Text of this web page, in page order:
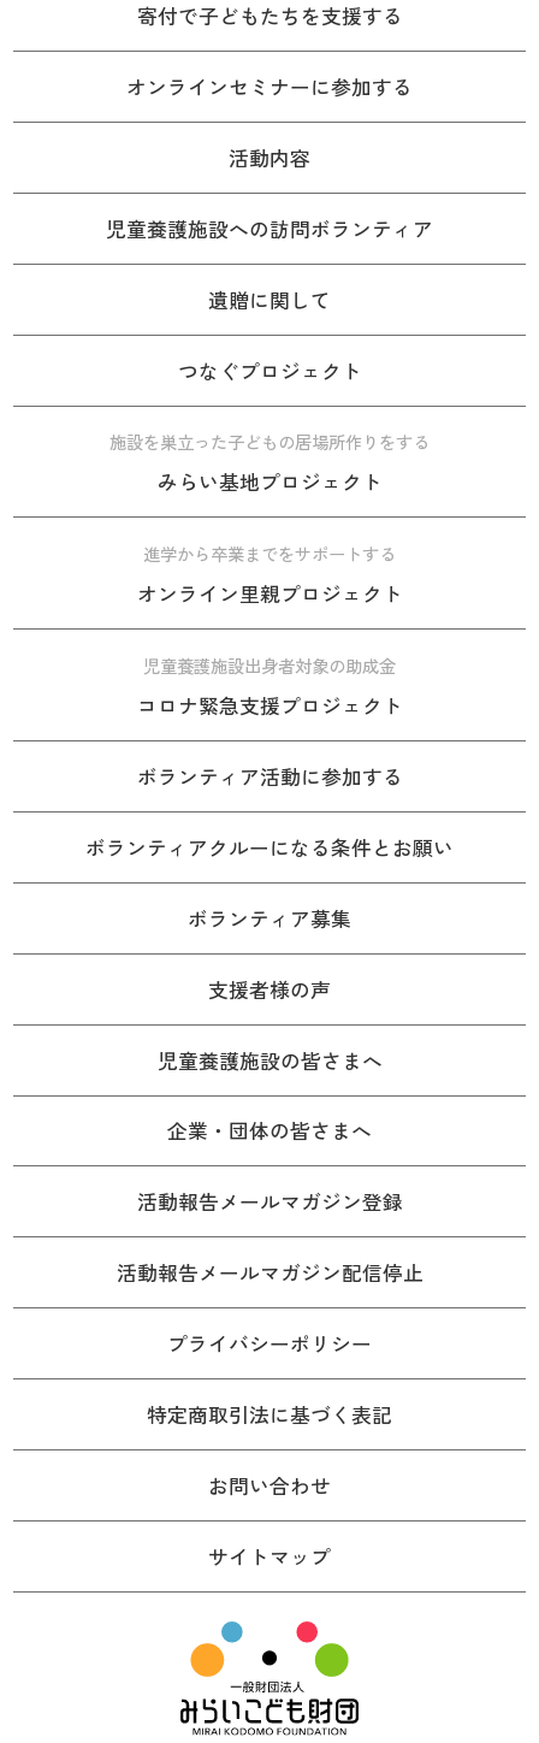
寄付で子どもたちを支援する
オンラインセミナーに参加する
活動内容
児童養護施設への訪問ボランティア
遺贈に関して
つなぐプロジェクト
施設を巣立った子どもの居場所作りをする
みらい基地プロジェクト
進学から卒業までをサポートする
オンライン里親プロジェクト
児童養護施設出身者対象の助成金
コロナ緊急支援プロジェクト
ボランティア活動に参加する
ボランティアクルーになる条件とお願い
ボランティア募集
支援者様の声
児童養護施設の皆さまへ
企業・団体の皆さまへ
活動報告メールマガジン登録
活動報告メールマガジン配信停止
プライバシーポリシー
特定商取引法に基づく表記
お問い合わせ
サイトマップ